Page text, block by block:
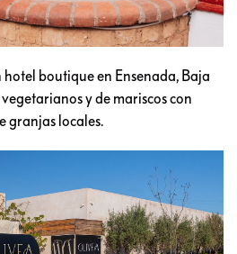
boutique en Ensenada, Baja
y de mariscos con
granjas locales.